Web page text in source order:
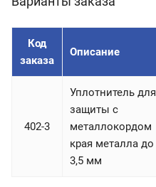
Код
заказа
Описание
402-3
Уплотнитель для
защиты с
металлокордом
края металла до
3,5 мм